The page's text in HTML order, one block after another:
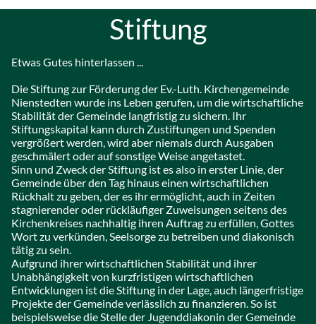
Stiftung
Etwas Gutes hinterlassen ...
Die Stiftung zur Förderung der Ev.-Luth. Kirchengemeinde
Nienstedten wurde ins Leben gerufen, um die wirtschaftliche
Stabilität der Gemeinde langfristig zu sichern. Ihr
Stiftungskapital kann durch Zustiftungen und Spenden
vergrößert werden, wird aber niemals durch Ausgaben
geschmälert oder auf sonstige Weise angetastet.
Sinn und Zweck der Stiftung ist es also in erster Linie, der
Gemeinde über den Tag hinaus einen wirtschaftlichen
Rückhalt zu geben, der es ihr ermöglicht, auch in Zeiten
stagnierender oder rückläufiger Zuweisungen seitens des
Kirchenkreises nachhaltig ihren Auftrag zu erfüllen, Gottes
Wort zu verkünden, Seelsorge zu betreiben und diakonisch
tätig zu sein.
Aufgrund ihrer wirtschaftlichen Stabilität und ihrer
Unabhängigkeit von kurzfristigen wirtschaftlichen
Entwicklungen ist die Stiftung in der Lage, auch längerfristige
Projekte der Gemeinde verlässlich zu finanzieren.‎ So ist
beispielsweise die Stelle der Jugenddiakonin der Gemeinde